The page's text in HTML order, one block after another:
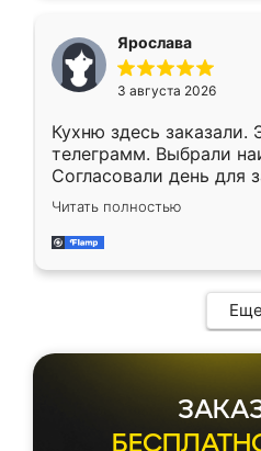
Ярослава
3 августа 2026
Кухню здесь заказали.
телеграмм. Выбрали
Согласовали день для
недели кухня была уже
довольны работой.
мебель за
Читать полностью
Еще